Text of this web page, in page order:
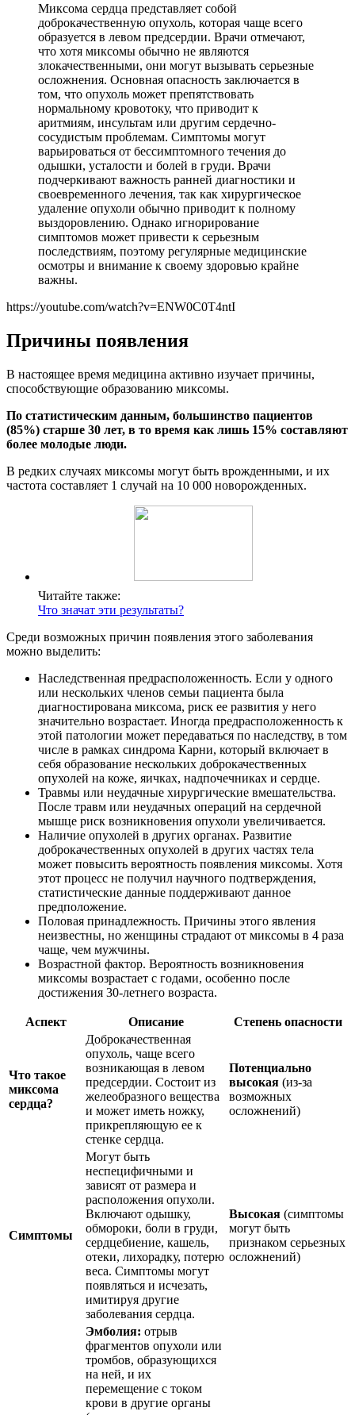
Миксома сердца представляет собой
доброкачественную опухоль, которая чаще всего
образуется в левом предсердии. Врачи отмечают,
что хотя миксомы обычно не являются
злокачественными, они могут вызывать серьезные
осложнения. Основная опасность заключается в
том, что опухоль может препятствовать
нормальному кровотоку, что приводит к
аритмиям, инсультам или другим сердечно-
сосудистым проблемам. Симптомы могут
варьироваться от бессимптомного течения до
одышки, усталости и болей в груди. Врачи
подчеркивают важность ранней диагностики и
своевременного лечения, так как хирургическое
удаление опухоли обычно приводит к полному
выздоровлению. Однако игнорирование
симптомов может привести к серьезным
последствиям, поэтому регулярные медицинские
осмотры и внимание к своему здоровью крайне
важны.
https://youtube.com/watch?v=ENW0C0T4ntI
Причины появления
В настоящее время медицина активно изучает причины,
способствующие образованию миксомы.
По статистическим данным, большинство пациентов
(85%) старше 30 лет, в то время как лишь 15% составляют
более молодые люди.
В редких случаях миксомы могут быть врожденными, и их
частота составляет 1 случай на 10 000 новорожденных.
Читайте также:
Что значат эти результаты?
Среди возможных причин появления этого заболевания
можно выделить:
Наследственная предрасположенность. Если у одного
или нескольких членов семьи пациента была
диагностирована миксома, риск ее развития у него
значительно возрастает. Иногда предрасположенность к
этой патологии может передаваться по наследству, в том
числе в рамках синдрома Карни, который включает в
себя образование нескольких доброкачественных
опухолей на коже, яичках, надпочечниках и сердце.
Травмы или неудачные хирургические вмешательства.
После травм или неудачных операций на сердечной
мышце риск возникновения опухоли увеличивается.
Наличие опухолей в других органах. Развитие
доброкачественных опухолей в других частях тела
может повысить вероятность появления миксомы. Хотя
этот процесс не получил научного подтверждения,
статистические данные поддерживают данное
предположение.
Половая принадлежность. Причины этого явления
неизвестны, но женщины страдают от миксомы в 4 раза
чаще, чем мужчины.
Возрастной фактор. Вероятность возникновения
миксомы возрастает с годами, особенно после
достижения 30-летнего возраста.
Аспект Описание Степень опасности
Что такое
миксома
сердца?
Доброкачественная
опухоль, чаще всего
возникающая в левом
предсердии. Состоит из
желеобразного вещества
и может иметь ножку,
прикрепляющую ее к
стенке сердца.
Потенциально
высокая (из-за
возможных
осложнений)
Симптомы
Могут быть
неспецифичными и
зависят от размера и
расположения опухоли.
Включают одышку,
обмороки, боли в груди,
сердцебиение, кашель,
отеки, лихорадку, потерю
веса. Симптомы могут
появляться и исчезать,
имитируя другие
заболевания сердца.
Высокая (симптомы
могут быть
признаком серьезных
осложнений)
Эмболия: отрыв
фрагментов опухоли или
тромбов, образующихся
на ней, и их
перемещение с током
крови в другие органы